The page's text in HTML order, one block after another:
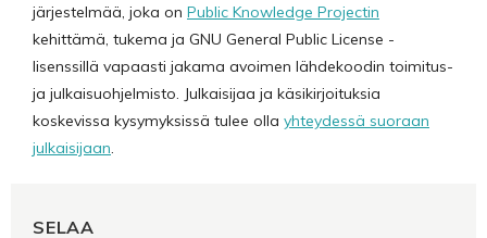
järjestelmää, joka on Public Knowledge Projectin
kehittämä, tukema ja GNU General Public License -
lisenssillä vapaasti jakama avoimen lähdekoodin toimitus-
ja julkaisuohjelmisto. Julkaisijaa ja käsikirjoituksia
koskevissa kysymyksissä tulee olla yhteydessä suoraan
julkaisijaan.
SELAA